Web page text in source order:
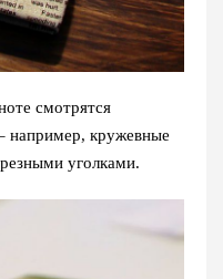
смотрятся
например, кружевные
уголками.